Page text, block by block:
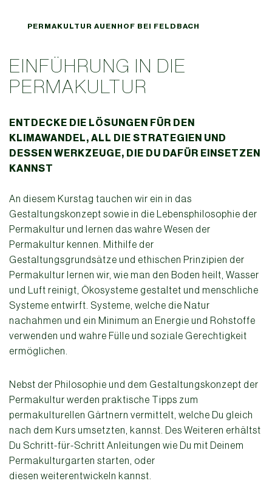
PERMAKULTUR AUENHOF BEI FELDBACH
EINFÜHRUNG IN DIE
PERMAKULTUR
ENTDECKE DIE LÖSUNGEN FÜR DEN
KLIMAWANDEL, ALL DIE STRATEGIEN UND
DESSEN WERKZEUGE, DIE DU DAFÜR EINSETZEN
KANNST
An diesem Kurstag tauchen wir ein in das
Gestaltungskonzept sowie in die Lebensphilosophie der
Permakultur und lernen das wahre Wesen der
Permakultur kennen. Mithilfe der
Gestaltungsgrundsätze und ethischen Prinzipien der
Permakultur lernen wir, wie man den Boden heilt, Wasser
und Luft reinigt, Ökosysteme gestaltet und menschliche
Systeme entwirft. Systeme, welche die Natur
nachahmen und ein Minimum an Energie und Rohstoffe
verwenden und wahre Fülle und soziale Gerechtigkeit
ermöglichen.
Nebst der Philosophie und dem Gestaltungskonzept der
Permakultur werden praktische Tipps zum
permakulturellen Gärtnern vermittelt, welche Du gleich
nach dem Kurs umsetzten, kannst. Des Weiteren erhältst
Du Schritt-für-Schritt Anleitungen wie Du mit Deinem
Permakulturgarten starten, oder
diesen weiterentwickeln kannst.